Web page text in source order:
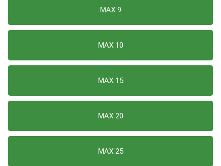
MAX 9
MAX 10
MAX 15
MAX 20
MAX 25